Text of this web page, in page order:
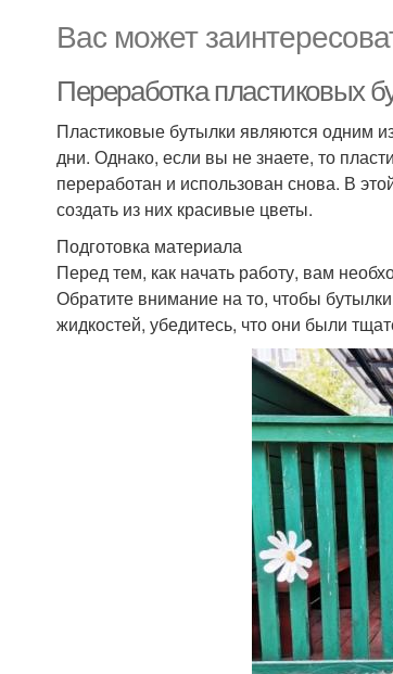
Вас может
Переработка пластиковых
Пластиковые бутылки являются одним
дни. Однако, если вы не знаете, то
переработан и использован снова. В
создать из них красивые цветы.
Подготовка материала
Перед тем, как начать работу, вам
Обратите внимание на то, чтобы
жидкостей, убедитесь, что они были